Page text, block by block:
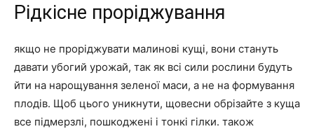
Рідкісне проріджування
якщо не проріджувати малинові кущі, вони стануть
давати убогий урожай, так як всі сили рослини будуть
йти на нарощування зеленої маси, а не на формування
плодів. Щоб цього уникнути, щовесни обрізайте з куща
все підмерзлі, пошкоджені і тонкі гілки. також